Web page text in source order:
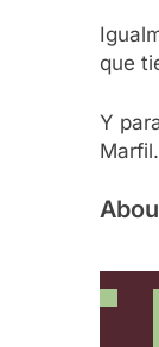
que
Y
Marfil.